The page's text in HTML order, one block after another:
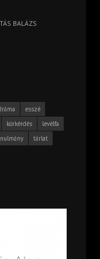
BALÁZS
esszé
körkérdés
levélfa
tárlat